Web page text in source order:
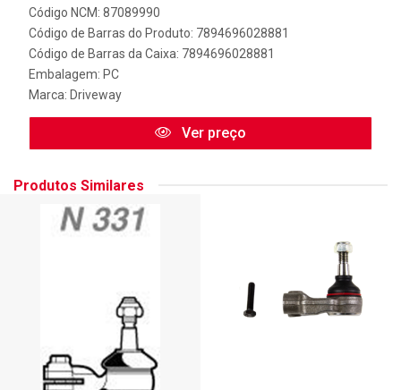
Código NCM: 87089990
Código de Barras do Produto: 7894696028881
Código de Barras da Caixa: 7894696028881
Embalagem: PC
Marca: Driveway
Ver preço
Produtos Similares